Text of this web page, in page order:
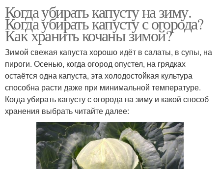
Когда убирать капусту на зиму.
Когда убирать капусту с огорода?
Как хранить кочаны зимой?
Зимой свежая капуста хорошо идёт в салаты, в супы, на
пироги. Осенью, когда огород опустел, на грядках
остаётся одна капуста, эта холодостойкая культура
способна расти даже при минимальной температуре.
Когда убирать капусту с огорода на зиму и какой способ
хранения выбрать читайте далее: